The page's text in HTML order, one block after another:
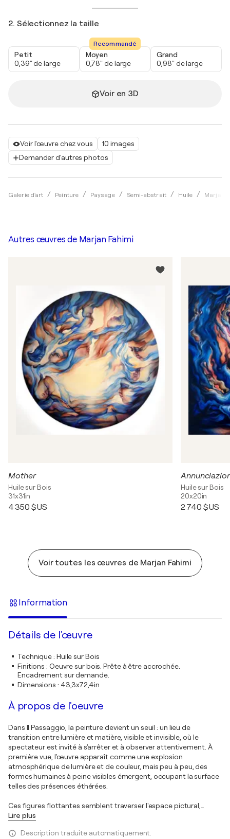
Voir l'œuvre chez vous
10 images
Demander d'autres photos
Galerie d'art Peinture Paysage Semi-abstrait Huile Marjan
2. Sélectionnez la taille
Petit
0,39" de large
Recommandé
Moyen
0,78" de large
Grand
0,98" de large
Voir en 3D
Autres œuvres de Marjan Fahimi
Mother
Huile sur Bois
31x31in
4 350 $US
Huile sur Bois
20x20in
2 740 $US
Voir toutes les œuvres de Marjan Fahimi
Information
Détails de l'œuvre
Technique: Huile sur Bois
Finitions : Oeuvre sur bois. Prête à être accrochée.
Encadrement sur demande.
Dimensions : 43,3x72,4in
À propos de l'oeuvre
Dans Il Passaggio, la peinture devient un seuil : un lieu de
transition entre lumière et matière, visible et invisible, où le
spectateur est invité à s'arrêter et à observer attentivement. À
première vue, l'œuvre apparaît comme une explosion
atmosphérique de lumière et de couleur, mais peu à peu, des
formes humaines à peine visibles émergent, occupant la surface
telles des présences éthérées.
Ces figures flottantes semblent traverser l'espace pictural,
Lire plus
Description traduite automatiquement.